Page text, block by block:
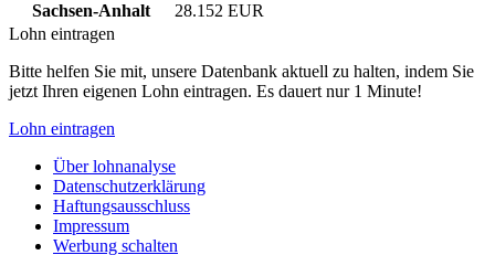
Sachsen-Anhalt
28.152 EUR
Lohn eintragen
Bitte helfen Sie mit, unsere Datenbank aktuell zu halten, indem Sie
jetzt Ihren eigenen Lohn eintragen. Es dauert nur 1 Minute!
Lohn eintragen
Über lohnanalyse
Datenschutzerklärung
Haftungsausschluss
Impressum
Werbung schalten